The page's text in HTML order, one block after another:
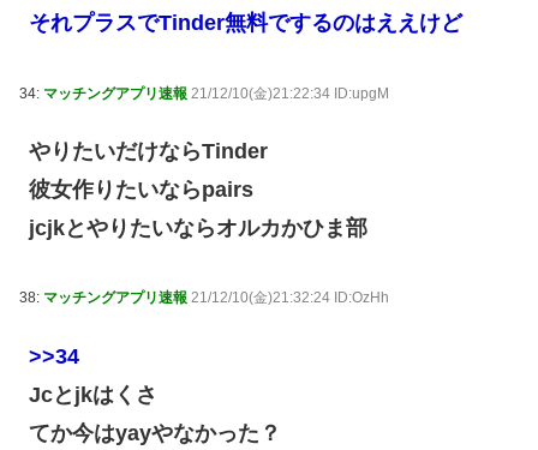
それプラスでTinder無料でするのはええけど
34: マッチングアプリ速報 21/12/10(金)21:22:34 ID:upgM
やりたいだけならTinder
彼女作りたいならpairs
jcjkとやりたいならオルカかひま部
38: マッチングアプリ速報 21/12/10(金)21:32:24 ID:OzHh
>>34
Jcとjkはくさ
てか今はyayやなかった？